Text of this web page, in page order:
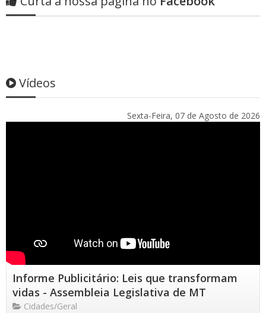
Vídeos
Sexta-Feira, 07 de Agosto de 2026
Informe Publicitário: Leis que transformam
vidas - Assembleia Legislativa de MT
Cidades/Geral